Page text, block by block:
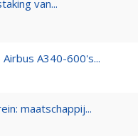
van...
A340-600's...
maatschappij...